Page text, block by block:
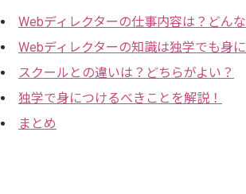
Webディレクターの仕事内容は？どん
Webディレクターの知識は独学でも身
スクールとの違いは？どちらがよい？
独学で身につけるべきことを解説！
まとめ